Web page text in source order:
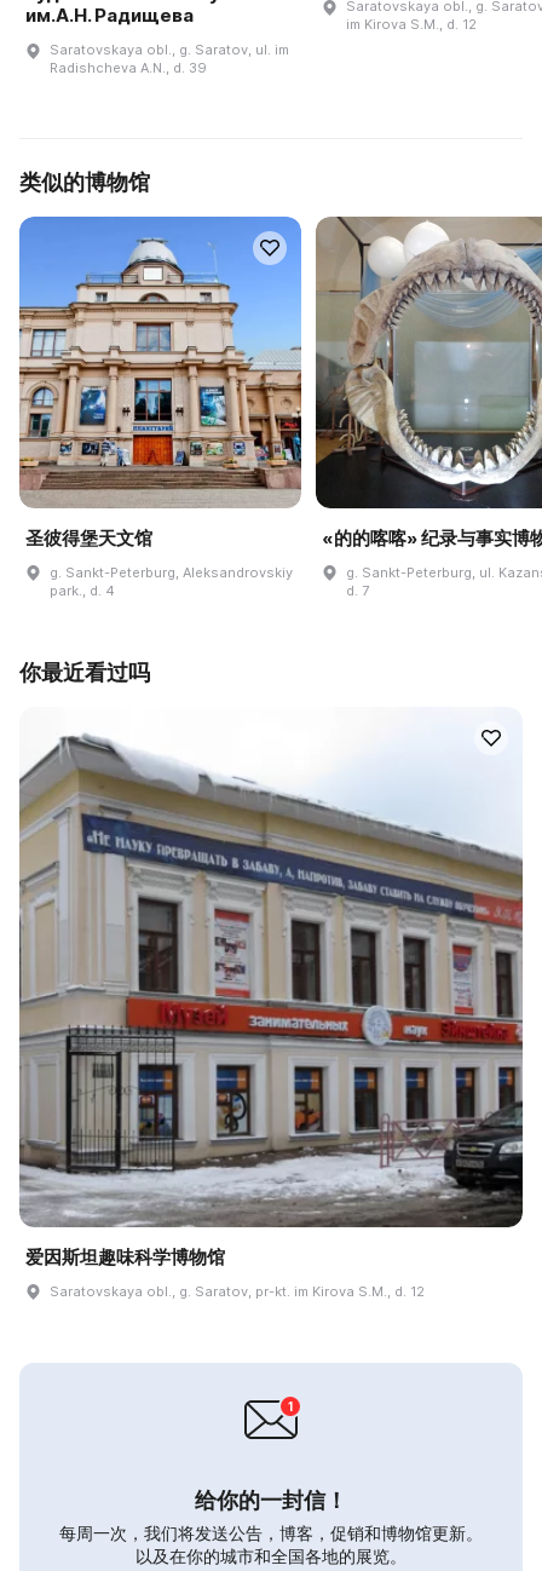
им.А.Н. Радищева
Saratovskaya obl., g. Saratov, ul. im
Radishcheva A.N., d. 39
Saratovskaya obl., g.
im Kirova S.M., d. 12
类似的博物馆
圣彼得堡天文馆
g. Sankt-Peterburg, Aleksandrovskiy
park., d. 4
«的的喀喀» 纪录与事实博
g. Sankt-Peterburg, ul.
d. 7
你最近看过吗
爱因斯坦趣味科学博物馆
Saratovskaya obl., g. Saratov, pr-kt. im Kirova S.M., d. 12
给你的一封信！
每周一次，我们将发送公告，博客，促销和博物馆更新。
以及在你的城市和全国各地的展览。